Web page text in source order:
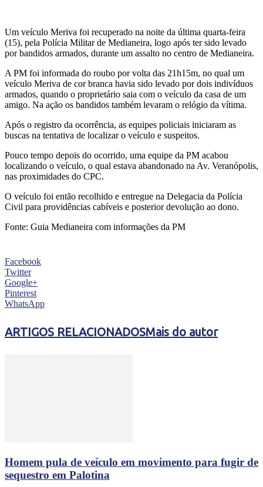
Um veículo Meriva foi recuperado na noite da última quarta-feira
(15), pela Polícia Militar de Medianeira, logo após ter sido levado
por bandidos armados, durante um assalto no centro de Medianeira.
A PM foi informada do roubo por volta das 21h15m, no qual um
veículo Meriva de cor branca havia sido levado por dois indivíduos
armados, quando o proprietário saia com o veículo da casa de um
amigo. Na ação os bandidos também levaram o relógio da vítima.
Após o registro da ocorrência, as equipes policiais iniciaram as
buscas na tentativa de localizar o veículo e suspeitos.
Pouco tempo depois do ocorrido, uma equipe da PM acabou
localizando o veículo, o qual estava abandonado na Av. Veranópolis,
nas proximidades do CPC.
O veículo foi então recolhido e entregue na Delegacia da Polícia
Civil para providências cabíveis e posterior devolução ao dono.
Fonte: Guia Medianeira com informações da PM
Facebook
Twitter
Google+
Pinterest
WhatsApp
ARTIGOS RELACIONADOSMais do autor
Homem pula de veículo em movimento para fugir de
sequestro em Palotina